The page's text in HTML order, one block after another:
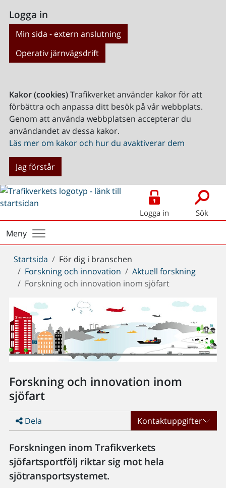
Logga in
Min sida - extern anslutning
Operativ järnvägsdrift
Kakor (cookies)Trafikverket använder kakor för att
förbättra och anpassa ditt besök på vår webbplats.
Genom att använda webbplatsen accepterar du
användandet av dessa kakor.
Läs mer om kakor och hur du avaktiverar dem
Jag förstår
Logga in Sök
Meny
Du
är
här:
Startsida
För dig i branschen
Forskning och innovation
Aktuell forskning
Forskning och innovation inom sjöfart
Forskning och innovation inom
sjöfart
Dela Kontaktuppgifter
Forskningen inom Trafikverkets
sjöfartsportfölj riktar sig mot hela
sjötransportsystemet.